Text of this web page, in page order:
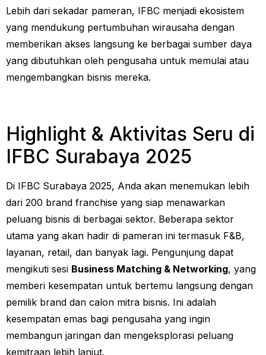
Lebih dari sekadar pameran, IFBC menjadi ekosistem
yang mendukung pertumbuhan wirausaha dengan
memberikan akses langsung ke berbagai sumber daya
yang dibutuhkan oleh pengusaha untuk memulai atau
mengembangkan bisnis mereka.
Highlight & Aktivitas Seru di
IFBC Surabaya 2025
Di IFBC Surabaya 2025, Anda akan menemukan lebih
dari 200 brand franchise yang siap menawarkan
peluang bisnis di berbagai sektor. Beberapa sektor
utama yang akan hadir di pameran ini termasuk F&B,
layanan, retail, dan banyak lagi. Pengunjung dapat
mengikuti sesi Business Matching & Networking, yang
memberi kesempatan untuk bertemu langsung dengan
pemilik brand dan calon mitra bisnis. Ini adalah
kesempatan emas bagi pengusaha yang ingin
membangun jaringan dan mengeksplorasi peluang
kemitraan lebih lanjut.